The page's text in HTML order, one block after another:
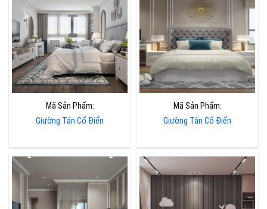
Mã Sản Phẩm:
Giường Tân Cổ Điển
Mã Sản Phẩm:
Giường Tân Cổ Điển